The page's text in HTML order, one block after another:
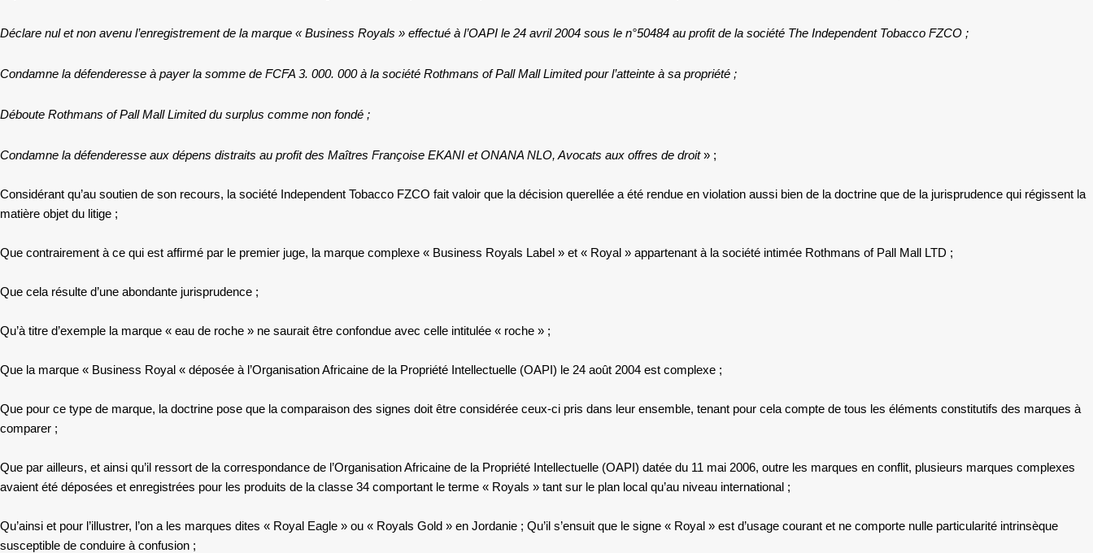
Déclare nul et non avenu l’enregistrement de la marque « Business Royals » effectué à l’OAPI le 24 avril 2004 sous le n°50484 au profit de la société The Independent Tobacco FZCO ;
Condamne la défenderesse à payer la somme de FCFA 3. 000. 000 à la société Rothmans of Pall Mall Limited pour l’atteinte à sa propriété ;
Déboute Rothmans of Pall Mall Limited du surplus comme non fondé ;
Condamne la défenderesse aux dépens distraits au profit des Maîtres Françoise EKANI et ONANA NLO, Avocats aux offres de droit» ;
Considérant qu’au soutien de son recours, la société Independent Tobacco FZCO fait valoir que la décision querellée a été rendue en violation aussi bien de la doctrine que de la jurisprudence qui régissent la
matière objet du litige ;
Que contrairement à ce qui est affirmé par le premier juge, la marque complexe « Business Royals Label » et « Royal » appartenant à la société intimée Rothmans of Pall Mall LTD ;
Que cela résulte d’une abondante jurisprudence ;
Qu’à titre d’exemple la marque « eau de roche » ne saurait être confondue avec celle intitulée « roche » ;
Que la marque « Business Royal « déposée à l’Organisation Africaine de la Propriété Intellectuelle (OAPI) le 24 août 2004 est complexe ;
Que pour ce type de marque, la doctrine pose que la comparaison des signes doit être considérée ceux-ci pris dans leur ensemble, tenant pour cela compte de tous les éléments constitutifs des marques à
comparer ;
Que par ailleurs, et ainsi qu’il ressort de la correspondance de l’Organisation Africaine de la Propriété Intellectuelle (OAPI) datée du 11 mai 2006, outre les marques en conflit, plusieurs marques complexes
avaient été déposées et enregistrées pour les produits de la classe 34 comportant le terme « Royals » tant sur le plan local qu’au niveau international ;
Qu’ainsi et pour l’illustrer, l’on a les marques dites « Royal Eagle » ou « Royals Gold » en Jordanie ; Qu’il s’ensuit que le signe « Royal » est d’usage courant et ne comporte nulle particularité intrinsèque
susceptible de conduire à confusion ;